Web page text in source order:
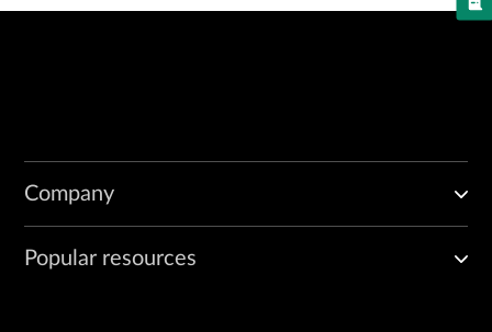
Company
Popular resources